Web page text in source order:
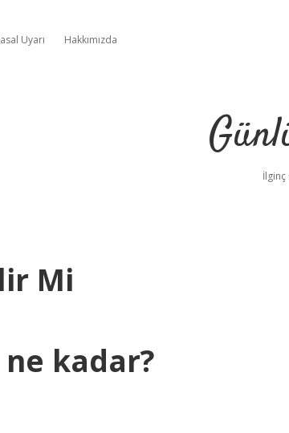
Uyarı Hakkımızda
İlginç
Mi
ne kadar?